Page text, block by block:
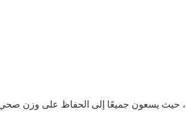
حيث يسعون جميعًا إلى الحفاظ على وزن